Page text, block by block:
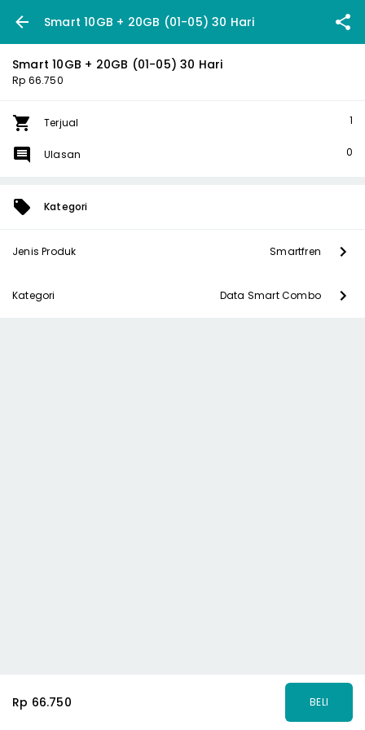
Smart 10GB + 20GB (01-05) 30 Hari
Smart 10GB + 20GB (01-05) 30 Hari
Rp 66.750
Terjual 1
Ulasan 0
Kategori
Jenis Produk Smartfren
Kategori Data Smart Combo
Rp 66.750 BELI